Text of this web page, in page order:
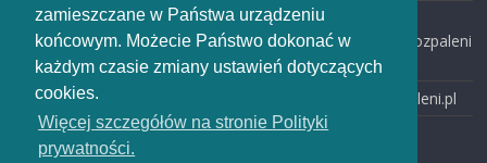
zamieszczane w Państwa urządzeniu
końcowym. Możecie Państwo dokonać w
każdym czasie zmiany ustawień dotyczących
cookies.
Więcej szczegółów na stronie Polityki
prywatności.
redakcja@rozpaleni
.pl
www: rozpaleni.pl